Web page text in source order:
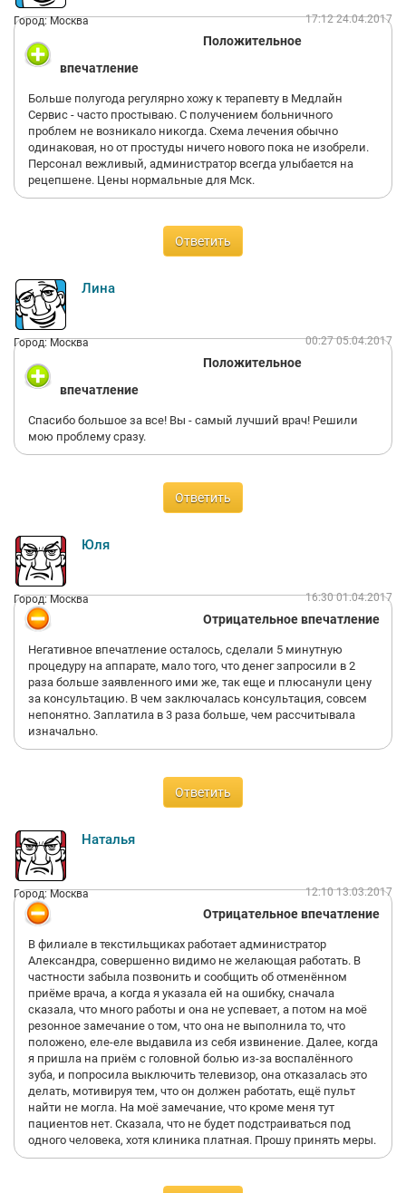
к тому же она вовсе не была в курсе о нашем записи по мед.
книжке. Не буду описывать какой бардак происходил после,
потому что записаться к ним было целой историей. Спустя
неделю врач нас принял и дал задание пройти в своей
поликлинике врачей и сбросить справки, один из них
например окулист! Неужели оказывая услуги по проведению
мед. комиссии 'Медлайн' не может предоставить окулиста???!
Так еще установили сроки прохождения! Спустя время всего
этого кошмара с нас на работе потребовали сброситься по 600
руб. якобы за проведенный инструктаж от 'Медлайна' по
оказанию мед. помощи! Какой еще инструктаж?? Ничего
подобного не было! Почему не было предупреждений о
Город: Москва 17:12 24.04.2017
Положительное
впечатление
Больше полугода регулярно хожу к терапевту в Медлайн
Сервис - часто простываю. С получением больничного
проблем не возникало никогда. Схема лечения обычно
одинаковая, но от простуды ничего нового пока не изобрели.
Персонал вежливый, администратор всегда улыбается на
рецепшене. Цены нормальные для Мск.
Ответить
Лина
Город: Москва 00:27 05.04.2017
Положительное
впечатление
Спасибо большое за все! Вы - самый лучший врач! Решили
мою проблему сразу.
Ответить
Юля
Город: Москва 16:30 01.04.2017
Отрицательное впечатление
Негативное впечатление осталось, сделали 5 минутную
процедуру на аппарате, мало того, что денег запросили в 2
раза больше заявленного ими же, так еще и плюсанули цену
за консультацию. В чем заключалась консультация, совсем
непонятно. Заплатила в 3 раза больше, чем рассчитывала
изначально.
Ответить
Наталья
Город: Москва 12:10 13.03.2017
Отрицательное впечатление
В филиале в текстильщиках работает администратор
Александра, совершенно видимо не желающая работать. В
частности забыла позвонить и сообщить об отменённом
приёме врача, а когда я указала ей на ошибку, сначала
сказала, что много работы и она не успевает, а потом на моё
резонное замечание о том, что она не выполнила то, что
положено, еле-еле выдавила из себя извинение. Далее, когда
я пришла на приём с головной болью из-за воспалённого
зуба, и попросила выключить телевизор, она отказалась это
делать, мотивируя тем, что он должен работать, ещё пульт
найти не могла. На моё замечание, что кроме меня тут
пациентов нет. Сказала, что не будет подстраиваться под
одного человека, хотя клиника платная. Прошу принять меры.